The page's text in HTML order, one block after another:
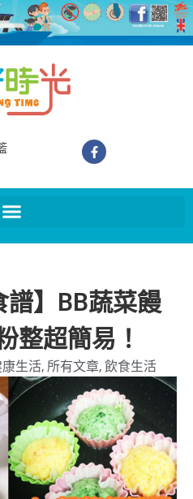
譜】BB蔬菜饅
整超簡易！
生活, 所有文章, 飲食生活